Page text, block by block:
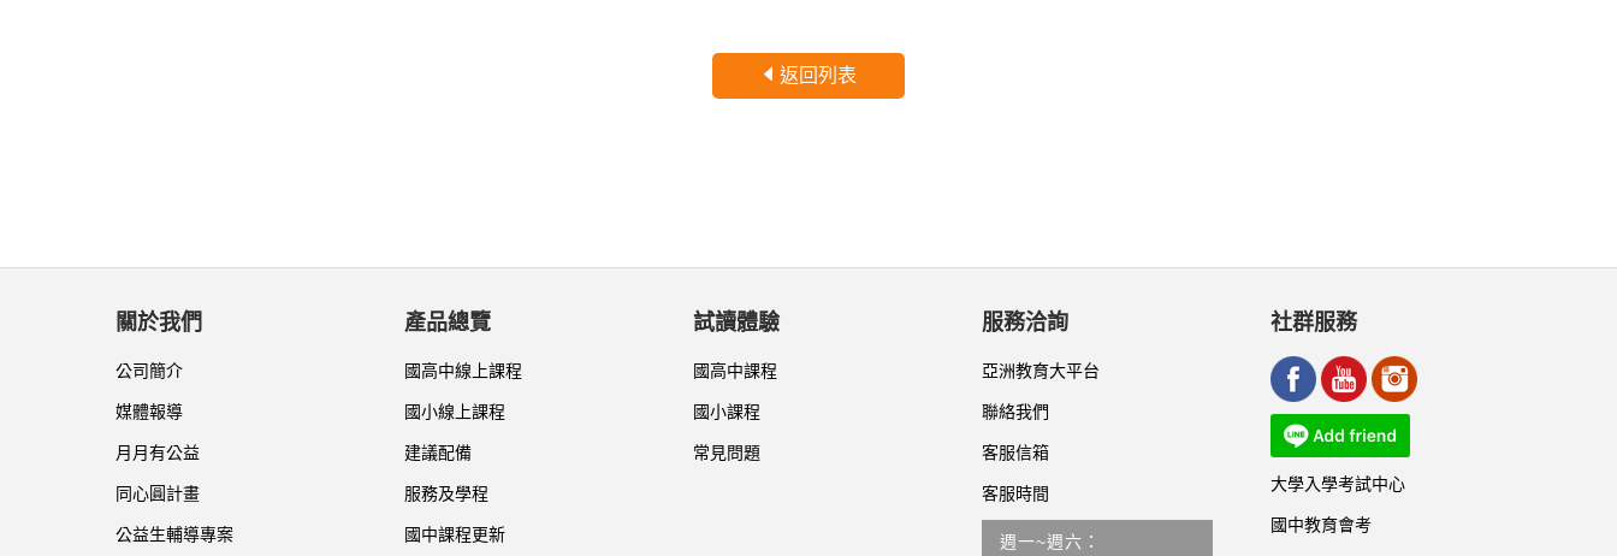
返回列表
關於我們
公司簡介
媒體報導
月月有公益
同心圓計畫
公益生輔導專案
產品總覽
國高中線上課程
國小線上課程
建議配備
服務及學程
國中課程更新
試讀體驗
國高中課程
國小課程
常見問題
服務洽詢
亞洲教育大平台
聯絡我們
客服信箱
客服時間
週一~週六：
社群服務
大學入學考試中心
國中教育會考